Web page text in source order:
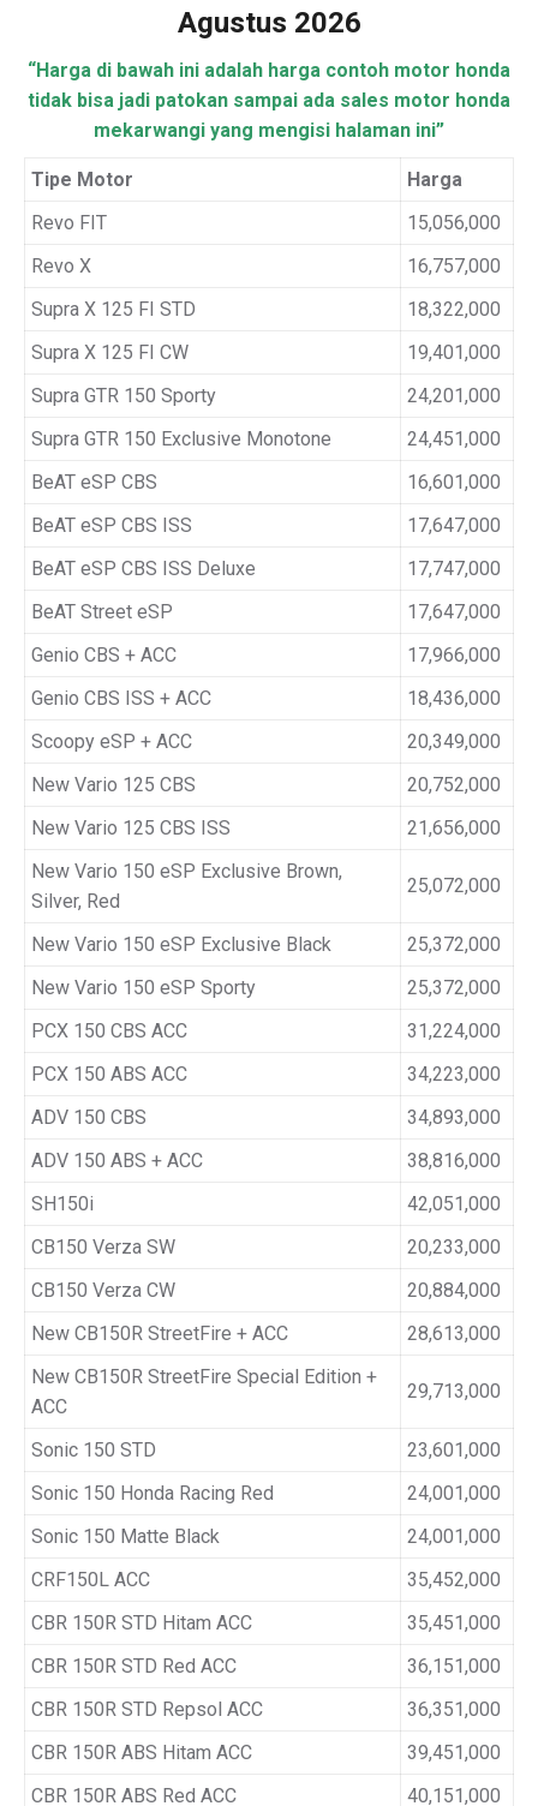
Agustus 2026
“Harga di bawah ini adalah harga contoh motor honda
tidak bisa jadi patokan sampai ada sales motor honda
mekarwangi yang mengisi halaman ini”
Tipe Motor
Harga
Revo FIT
15,056,000
Revo X
16,757,000
Supra X 125 FI STD
18,322,000
Supra X 125 FI CW
19,401,000
Supra GTR 150 Sporty
24,201,000
Supra GTR 150 Exclusive Monotone
24,451,000
BeAT eSP CBS
16,601,000
BeAT eSP CBS ISS
17,647,000
BeAT eSP CBS ISS Deluxe
17,747,000
BeAT Street eSP
17,647,000
Genio CBS + ACC
17,966,000
Genio CBS ISS + ACC
18,436,000
Scoopy eSP + ACC
20,349,000
New Vario 125 CBS
20,752,000
New Vario 125 CBS ISS
21,656,000
New Vario 150 eSP Exclusive Brown,
Silver, Red
25,072,000
New Vario 150 eSP Exclusive Black
25,372,000
New Vario 150 eSP Sporty
25,372,000
PCX 150 CBS ACC
31,224,000
PCX 150 ABS ACC
34,223,000
ADV 150 CBS
34,893,000
ADV 150 ABS + ACC
38,816,000
SH150i
42,051,000
CB150 Verza SW
20,233,000
CB150 Verza CW
20,884,000
New CB150R StreetFire + ACC
28,613,000
New CB150R StreetFire Special Edition +
ACC
29,713,000
Sonic 150 STD
23,601,000
Sonic 150 Honda Racing Red
24,001,000
Sonic 150 Matte Black
24,001,000
CRF150L ACC
35,452,000
CBR 150R STD Hitam ACC
35,451,000
CBR 150R STD Red ACC
36,151,000
CBR 150R STD Repsol ACC
36,351,000
CBR 150R ABS Hitam ACC
39,451,000
CBR 150R ABS Red ACC
40,151,000